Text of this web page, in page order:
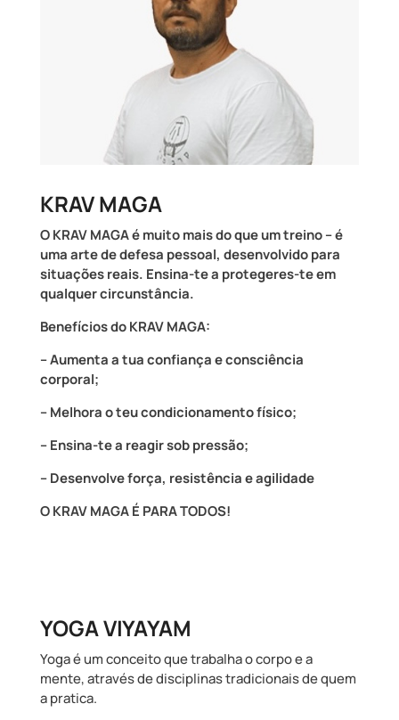
KRAV MAGA
O KRAV MAGA é muito mais do que um treino – é
uma arte de defesa pessoal, desenvolvido para
situações reais. Ensina-te a protegeres-te em
qualquer circunstância.
Benefícios do KRAV MAGA:
– Aumenta a tua confiança e consciência
corporal;
– Melhora o teu condicionamento físico;
– Ensina-te a reagir sob pressão;
– Desenvolve força, resistência e agilidade
O KRAV MAGA É PARA TODOS!
YOGA VIYAYAM
Yoga é um conceito que trabalha o corpo e a
mente, através de disciplinas tradicionais de quem
a pratica.